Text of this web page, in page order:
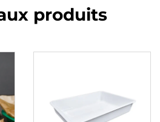
produits